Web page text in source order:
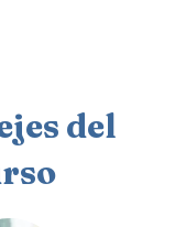
del